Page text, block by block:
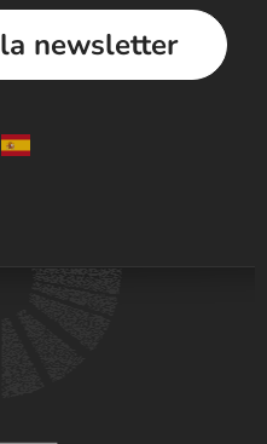
newsletter